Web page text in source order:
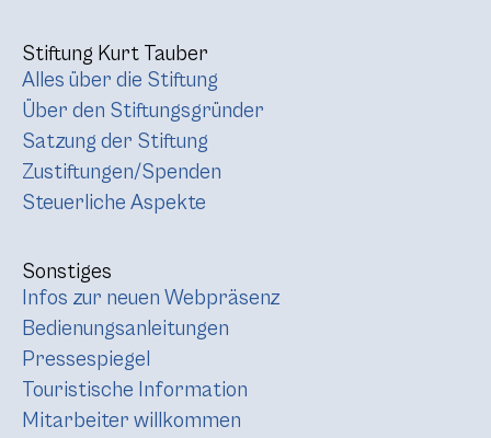
Stiftung Kurt Tauber
Alles über die Stiftung
Über den Stiftungsgründer
Satzung der Stiftung
Zustiftungen/Spenden
Steuerliche Aspekte
Sonstiges
Infos zur neuen Webpräsenz
Bedienungsanleitungen
Pressespiegel
Touristische Information
Mitarbeiter willkommen